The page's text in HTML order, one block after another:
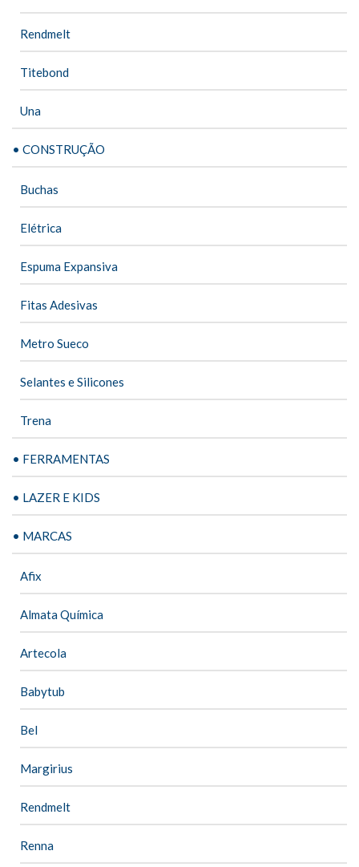
Rendmelt
Titebond
Una
• CONSTRUÇÃO
Buchas
Elétrica
Espuma Expansiva
Fitas Adesivas
Metro Sueco
Selantes e Silicones
Trena
• FERRAMENTAS
• LAZER E KIDS
• MARCAS
Afix
Almata Química
Artecola
Babytub
Bel
Margirius
Rendmelt
Renna